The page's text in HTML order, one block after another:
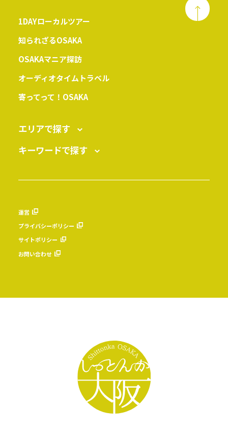
1DAYローカルツアー
知られざるOSAKA
OSAKAマニア探訪
オーディオタイムトラベル
寄ってって！OSAKA
エリアで探す
キーワードで探す
運営
プライバシーポリシー
サイトポリシー
お問い合わせ